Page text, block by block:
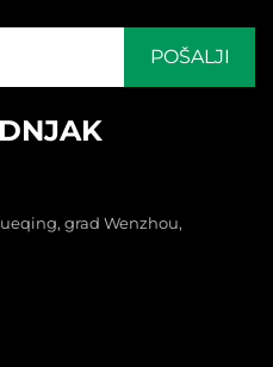
grad Wenzhou,